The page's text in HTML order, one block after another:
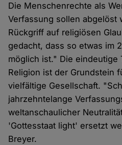
Die Menschenrechte als
Verfassung sollen abgelöst
Rückgriff auf religiösen
gedacht, dass so etwas im
möglich ist." Die eindeutige
Religion ist der Grundstein
vielfältige Gesellschaft.
jahrzehntelange
weltanschaulicher
'Gottesstaat light' ersetzt
Breyer.